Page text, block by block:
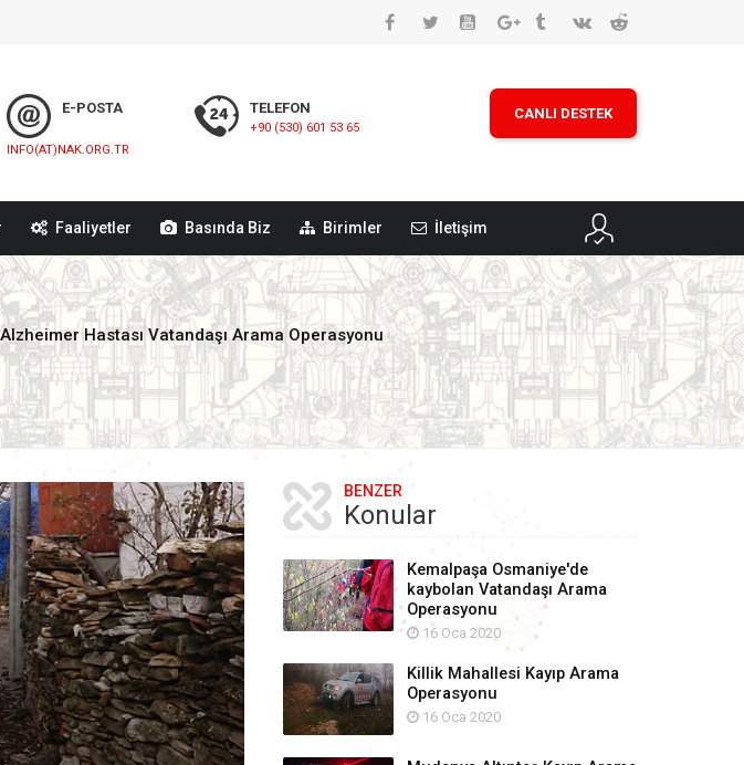
TELEFON
+90 (530) 601 53 65
E-POSTA
INFO(AT)NAK.ORG.TR
CANLI DESTEK
Faaliyetler Basında Biz Birimler İletişim
Hastası Vatandaşı Arama Operasyonu
BENZER
Konular
Kemalpaşa Osmaniye'de
kaybolan Vatandaşı Arama
Operasyonu
16 Oca 2020
Killik Mahallesi Kayıp Arama
Operasyonu
16 Oca 2020